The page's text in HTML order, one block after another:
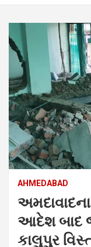
AHMEDABAD
આદેશ બાદ
કાલુપુર